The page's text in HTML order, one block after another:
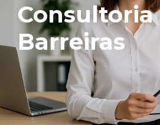
Consultoria
Barreiras